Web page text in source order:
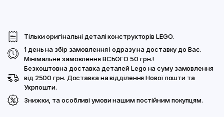
Тільки оригінальні деталі конструкторів LEGO.
1 день на збір замовлення і одразу на доставку до Вас.
Мінімальне замовлення ВСЬОГО 50 грн.!
Безкоштовна доставка деталей Lego на суму замовлення
від 2500 грн. Доставка на відділення Нової пошти та
Укрпошти.
Знижки, та особливі умови нашим постійним покупцям.